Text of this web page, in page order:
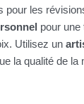
pour les
pour une
Utilisez un
la qualité de la